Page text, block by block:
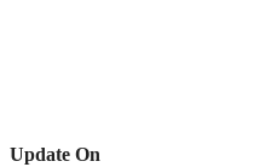
Update On